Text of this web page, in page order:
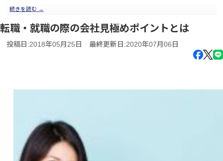
続きを読む →
転職・就職の際の会社見極めポイントとは
投稿日:2018年05月25日 最終更新日:2020年07月06日